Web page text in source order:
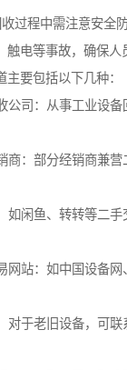
过程中需注意安全
触电等事故，确保人
要包括以下几种：
公司：从事工业设备
商：部分经销商兼
如闲鱼、转转等二手
网站：如中国设备
对于老旧设备，可